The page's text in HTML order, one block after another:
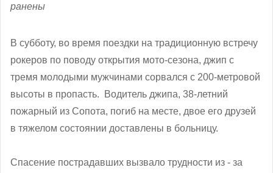
ранены
В субботу, во время поездки на традиционную встречу
рокеров по поводу открытия мото-сезона, джип с
тремя молодыми мужчинами сорвался с 200-метровой
высоты в пропасть. Водитель джипа, 38-летний
пожарный из Сопота, погиб на месте, двое его друзей
в тяжелом состоянии доставлены в больницу.
Спасение пострадавших вызвало трудности из - за